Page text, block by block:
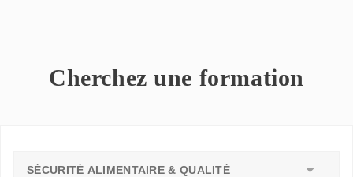
Cherchez une formation
SÉCURITÉ ALIMENTAIRE & QUALITÉ